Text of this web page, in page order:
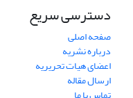
دسترسی سریع
صفحه اصلی
درباره نشریه
اعضای هیات تحریریه
ارسال مقاله